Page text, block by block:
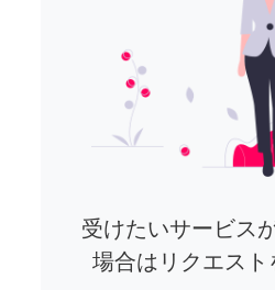
受けたいサービス
場合はリクエスト